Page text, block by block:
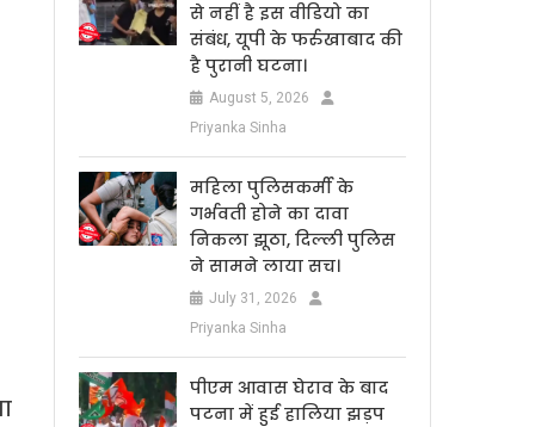
से नहीं है इस वीडियो का
संबंध, यूपी के फर्रुखाबाद की
है पुरानी घटना।
August 5, 2026
Priyanka Sinha
महिला पुलिसकर्मी के
गर्भवती होने का दावा
निकला झूठा, दिल्ली पुलिस
ने सामने लाया सच।
July 31, 2026
Priyanka Sinha
पीएम आवास घेराव के बाद
पटना में हुई हालिया झड़प